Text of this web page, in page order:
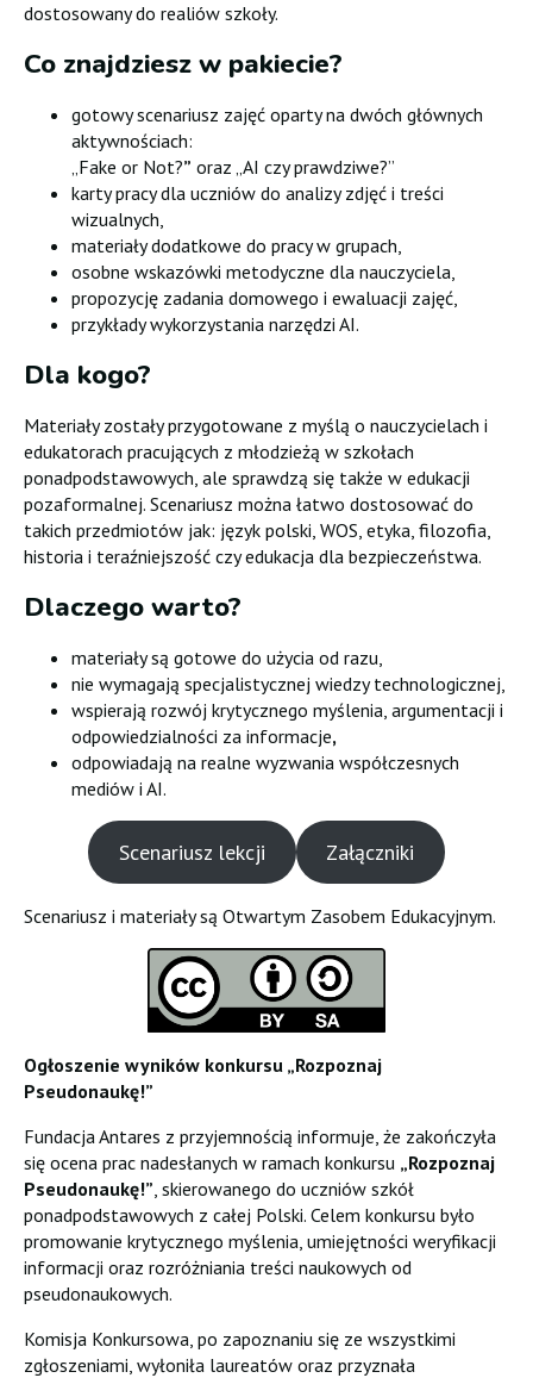
dostosowany do realiów szkoły.
Co znajdziesz w pakiecie?
gotowy scenariusz zajęć oparty na dwóch głównych
aktywnościach:
„Fake or Not?” oraz „AI czy prawdziwe?”
karty pracy dla uczniów do analizy zdjęć i treści
wizualnych,
materiały dodatkowe do pracy w grupach,
osobne wskazówki metodyczne dla nauczyciela,
propozycję zadania domowego i ewaluacji zajęć,
przykłady wykorzystania narzędzi AI.
Dla kogo?
Materiały zostały przygotowane z myślą o nauczycielach i
edukatorach pracujących z młodzieżą w szkołach
ponadpodstawowych, ale sprawdzą się także w edukacji
pozaformalnej. Scenariusz można łatwo dostosować do
takich przedmiotów jak: język polski, WOS, etyka, filozofia,
historia i teraźniejszość czy edukacja dla bezpieczeństwa.
Dlaczego warto?
materiały są gotowe do użycia od razu,
nie wymagają specjalistycznej wiedzy technologicznej,
wspierają rozwój krytycznego myślenia, argumentacji i
odpowiedzialności za informacje,
odpowiadają na realne wyzwania współczesnych
mediów i AI.
Scenariusz lekcji Załączniki
Scenariusz i materiały są Otwartym Zasobem Edukacyjnym.
Ogłoszenie wyników konkursu „Rozpoznaj
Pseudonaukę!”
Fundacja Antares z przyjemnością informuje, że zakończyła
się ocena prac nadesłanych w ramach konkursu „Rozpoznaj
Pseudonaukę!”, skierowanego do uczniów szkół
ponadpodstawowych z całej Polski. Celem konkursu było
promowanie krytycznego myślenia, umiejętności weryfikacji
informacji oraz rozróżniania treści naukowych od
pseudonaukowych.
Komisja Konkursowa, po zapoznaniu się ze wszystkimi
zgłoszeniami, wyłoniła laureatów oraz przyznała